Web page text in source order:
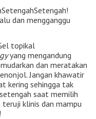
dan mengganggu
topikal
yang mengandung
dan meratakan
Jangan khawatir
kering sehingga tak
saat memilih
teruji klinis dan mampu